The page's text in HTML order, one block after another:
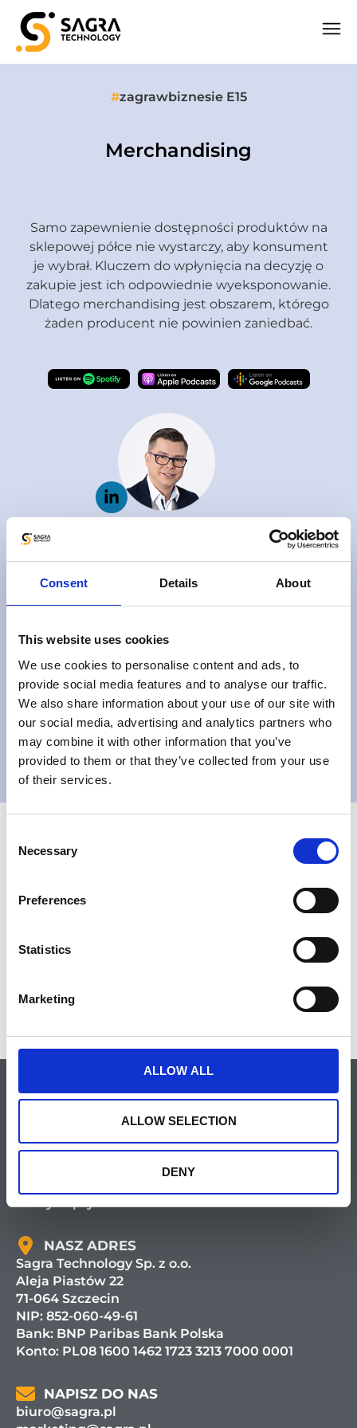
Consent Details About
This website uses cookies
We use cookies to personalise content and ads, to
provide social media features and to analyse our traffic.
We also share information about your use of our site with
our social media, advertising and analytics partners who
may combine it with other information that you’ve
provided to them or that they’ve collected from your use
of their services.
Selection
Necessary
Preferences
Statistics
Marketing
ALLOW ALL
ALLOW SELECTION
DENY
#zagrawbiznesie E15
Merchandising
Samo zapewnienie dostępności produktów na
sklepowej półce nie wystarczy, aby konsument
je wybrał. Kluczem do wpłynięcia na decyzję o
zakupie jest ich odpowiednie wyeksponowanie.
Dlatego merchandising jest obszarem, którego
żaden producent nie powinien zaniedbać.
Grzegorz Dembicki
Business Development Director
Polityka prywatności
NASZ ADRES
Sagra Technology Sp. z o.o.
Aleja Piastów 22
71-064 Szczecin
NIP: 852-060-49-61
Bank: BNP Paribas Bank Polska
Konto: PL08 1600 1462 1723 3213 7000 0001
NAPISZ DO NAS
biuro@sagra.pl